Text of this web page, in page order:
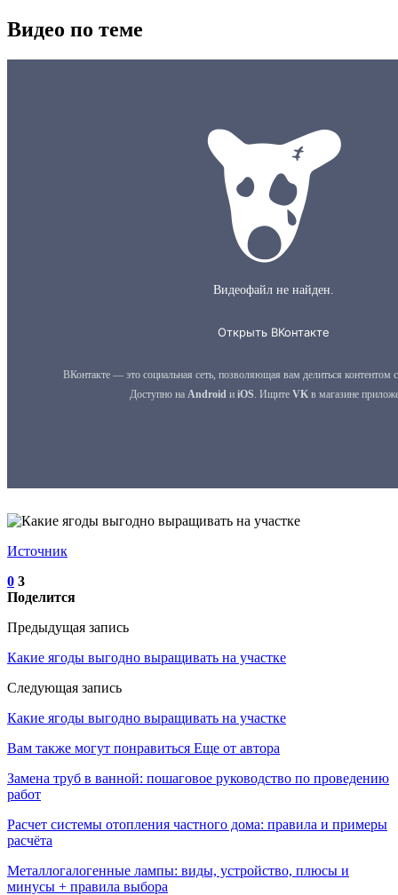
Видео по теме
Источник
0 3
Поделится
Предыдущая запись
Какие ягоды выгодно выращивать на участке
Следующая запись
Какие ягоды выгодно выращивать на участке
Вам также могут понравиться Еще от автора
Замена труб в ванной: пошаговое руководство по проведению
работ
Расчет системы отопления частного дома: правила и примеры
расчёта
Металлогалогенные лампы: виды, устройство, плюсы и
минусы + правила выбора